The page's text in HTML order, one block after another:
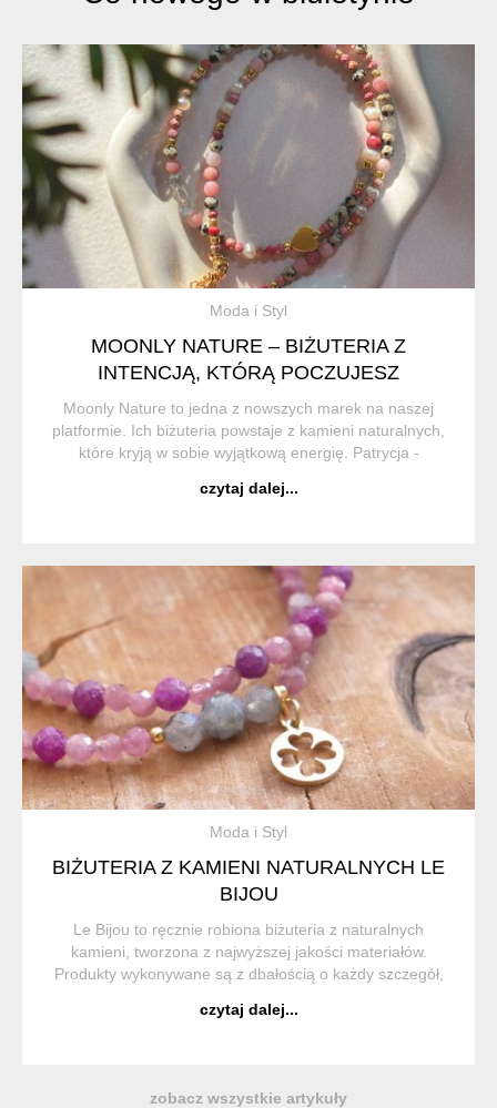
Moda i Styl
MOONLY NATURE – BIŻUTERIA Z
INTENCJĄ, KTÓRĄ POCZUJESZ
Moonly Nature to jedna z nowszych marek na naszej
platformie. Ich biżuteria powstaje z kamieni naturalnych,
które kryją w sobie wyjątkową energię. Patrycja -
przyjemnością dzieli się tym z inny...
czytaj dalej...
Moda i Styl
BIŻUTERIA Z KAMIENI NATURALNYCH LE
BIJOU
Le Bijou to ręcznie robiona biżuteria z naturalnych
kamieni, tworzona z najwyższej jakości materiałów.
Produkty wykonywane są z dbałością o każdy szczegół,
komfortowe w noszeniu. ...
czytaj dalej...
zobacz wszystkie artykuły